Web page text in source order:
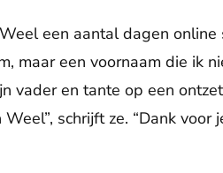
een aantal dagen
maar een voornaam die ik
vader en tante op een
schrijft ze. “Dank